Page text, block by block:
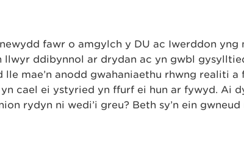
fawr o amgylch y DU ac Iwerddon yng
llwyr ddibynnol ar drydan ac yn gwbl
mae’n anodd gwahaniaethu rhwng realiti a
cael ei ystyried yn ffurf ei hun ar fywyd. Ai
rydyn ni wedi’i greu? Beth sy’n ein gwneud